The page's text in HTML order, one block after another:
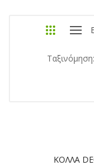
Ταξινόμηση:
ΚΟΛΛΑ